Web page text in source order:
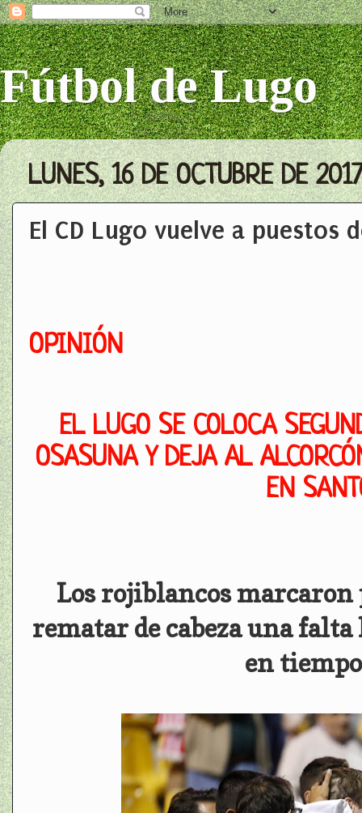
Fútbol de Lugo
LUNES, 16 DE OCTUBRE DE 2017
El CD Lugo vuelve a puestos
OPINIÓN
EL LUGO SE COLOCA
OSASUNA Y DEJA AL
EN
Los rojiblancos
rematar de cabeza una
en